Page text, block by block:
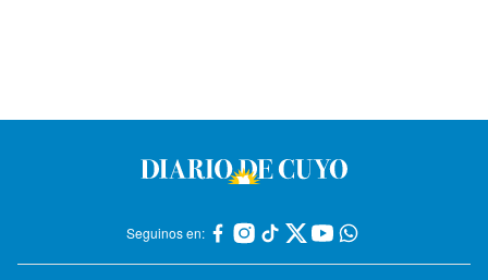
Seguinos en: